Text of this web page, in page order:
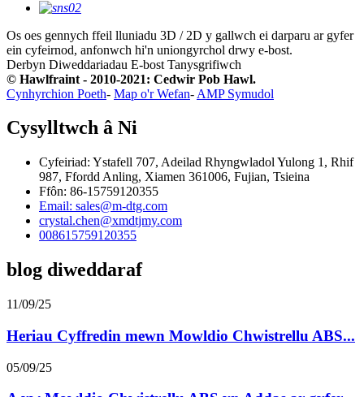
Os oes gennych ffeil lluniadu 3D / 2D y gallwch ei darparu ar gyfer
ein cyfeirnod, anfonwch hi'n uniongyrchol drwy e-bost.
Derbyn Diweddariadau E-bost Tanysgrifiwch
© Hawlfraint - 2010-2021: Cedwir Pob Hawl.
Cynhyrchion Poeth- Map o'r Wefan- AMP Symudol
Cysylltwch â Ni
Cyfeiriad: Ystafell 707, Adeilad Rhyngwladol Yulong 1, Rhif
987, Ffordd Anling, Xiamen 361006, Fujian, Tsieina
Ffôn: 86-15759120355
Email: sales@m-dtg.com
crystal.chen@xmdtjmy.com
008615759120355
blog diweddaraf
11/09/25
Heriau Cyffredin mewn Mowldio Chwistrellu ABS...
05/09/25